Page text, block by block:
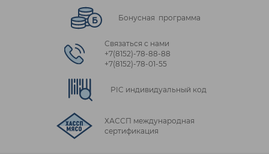
Бонусная программа
Связаться с нами
+7(8152)‑78‑88‑88
+7(8152)‑78‑01‑55
PIC индивидуальный код
ХАССП международная
сертификация